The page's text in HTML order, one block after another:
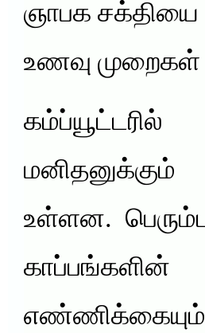
ஞாபக சக்தியை
உணவு முறைகள்
உள்ளன.
எண்ணிக்கையும்